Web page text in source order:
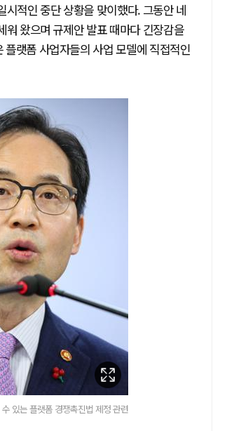
적인 중단 상황을 맞이했다. 그동안 네
워 왔으며 규제안 발표 때마다 긴장감을
랫폼 사업자들의 사업 모델에 직접적인
있는 플랫폼 경쟁촉진법 제정 관련